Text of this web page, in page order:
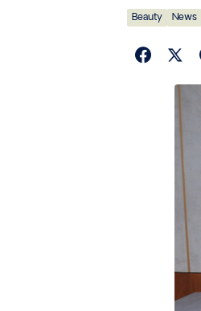
Beauty News